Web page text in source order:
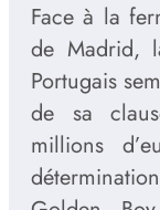
Face à la
de Madrid,
Portugais
de sa
millions